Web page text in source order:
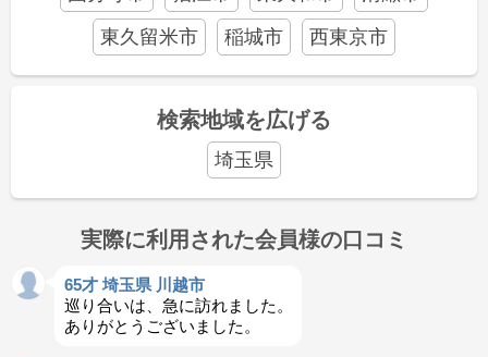
東久留米市
稲城市 西東京市
検索地域を広げる
埼玉県
実際に利用された会員様の口コミ
65才 埼玉県 川越市
巡り合いは、急に訪れました。
ありがとうございました。